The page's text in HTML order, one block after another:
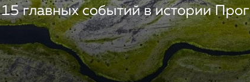
15 главных событий в истории